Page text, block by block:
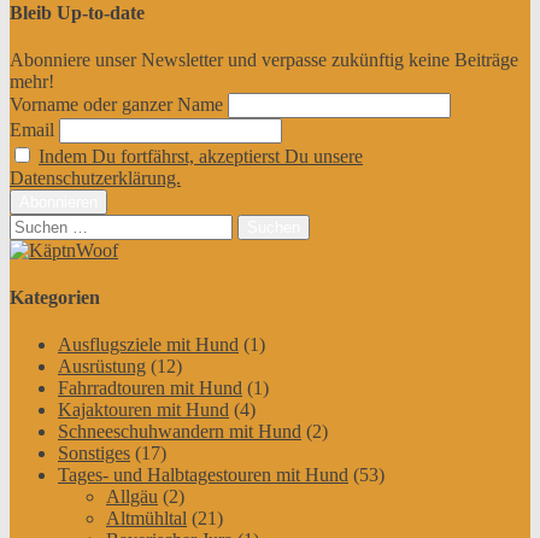
Bleib Up-to-date
Abonniere unser Newsletter und verpasse zukünftig keine Beiträge
mehr!
Vorname oder ganzer Name
Email
Indem Du fortfährst, akzeptierst Du unsere
Datenschutzerklärung.
Suchen
nach:
Kategorien
Ausflugsziele mit Hund (1)
Ausrüstung (12)
Fahrradtouren mit Hund (1)
Kajaktouren mit Hund (4)
Schneeschuhwandern mit Hund (2)
Sonstiges (17)
Tages- und Halbtagestouren mit Hund (53)
Allgäu (2)
Altmühltal (21)